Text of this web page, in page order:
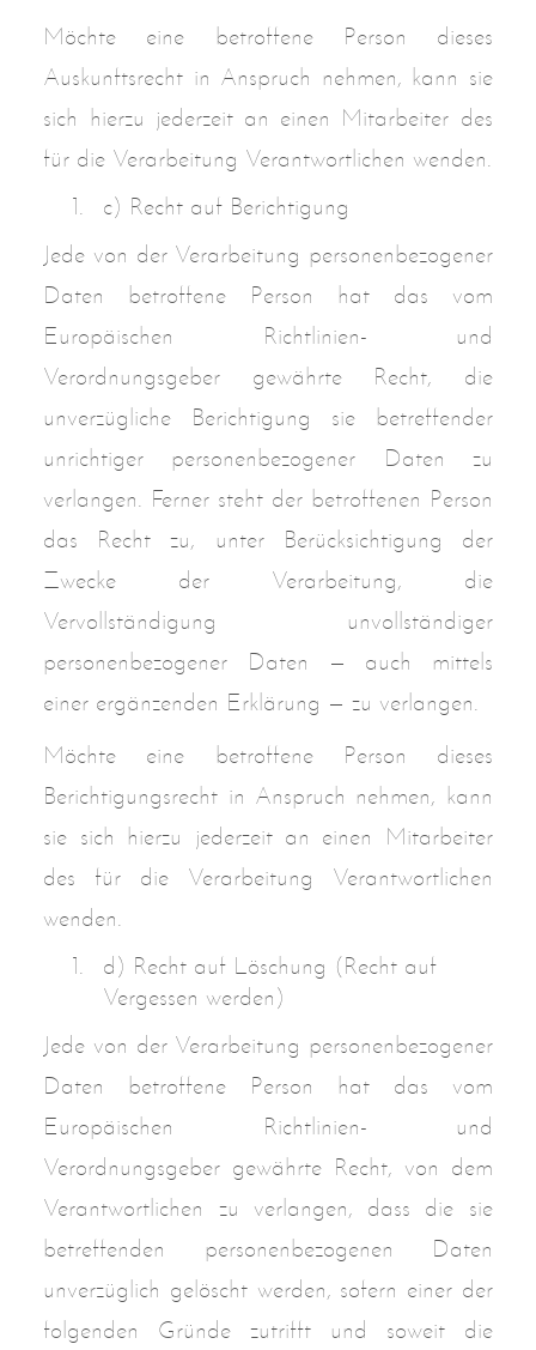
Möchte eine betroffene Person dieses
Auskunftsrecht in Anspruch nehmen, kann sie
sich hierzu jederzeit an einen Mitarbeiter des
für die Verarbeitung Verantwortlichen wenden.
c) Recht auf Berichtigung
Jede von der Verarbeitung personenbezogener
Daten betroffene Person hat das vom
Europäischen Richtlinien- und
Verordnungsgeber gewährte Recht, die
unverzügliche Berichtigung sie betreffender
unrichtiger personenbezogener Daten zu
verlangen. Ferner steht der betroffenen Person
das Recht zu, unter Berücksichtigung der
Zwecke der Verarbeitung, die
Vervollständigung unvollständiger
personenbezogener Daten — auch mittels
einer ergänzenden Erklärung — zu verlangen.
Möchte eine betroffene Person dieses
Berichtigungsrecht in Anspruch nehmen, kann
sie sich hierzu jederzeit an einen Mitarbeiter
des für die Verarbeitung Verantwortlichen
wenden.
d) Recht auf Löschung (Recht auf
Vergessen werden)
Jede von der Verarbeitung personenbezogener
Daten betroffene Person hat das vom
Europäischen Richtlinien- und
Verordnungsgeber gewährte Recht, von dem
Verantwortlichen zu verlangen, dass die sie
betreffenden personenbezogenen Daten
unverzüglich gelöscht werden, sofern einer der
folgenden Gründe zutrifft und soweit die